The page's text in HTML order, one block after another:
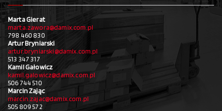
Marta Gierat
marta.zawora@damix.com.pl
798 460 830
Artur Bryniarski
artur.bryniarski@damix.com.pl
513 347 317
Kamil Gałowicz
kamil.galowicz@damix.com.pl
506 744 510
Marcin Zając
marcin.zajac@damix.com.pl
505 809 572